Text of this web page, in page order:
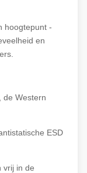
hoogtepunt -
en
de Western
ESD
vrij in de